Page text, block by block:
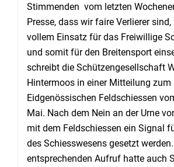
Stimmenden vom letzten
Presse, dass wir faire Verlierer
vollem Einsatz für das Freiwillige
und somit für den Breitensport
schreibt die Schützengesellschaft
Hintermoos in einer Mitteilung zum
Eidgenössischen Feldschiessen
Mai. Nach dem Nein an der Urne
mit dem Feldschiessen ein Signal
des Schiesswesens gesetzt
entsprechenden Aufruf hatte auch